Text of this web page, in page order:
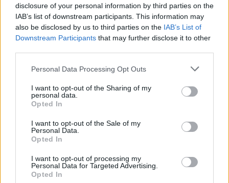
disclosure of your personal information by third parties on the
IAB’s list of downstream participants. This information may
also be disclosed by us to third parties on the IAB’s List of
Downstream Participants that may further disclose it to other
Please note that this website/app uses one or more Google
not limited to your visit or usage behaviour. You may click to
grant or deny consent to Google and its third-party tags to
use your data for below specified purposes in below Google
consent section.
Personal Data Processing Opt Outs
I want to opt-out of the Sharing of my
personal data.
Opted In
I want to opt-out of the Sale of my
Personal Data.
Opted In
I want to opt-out of processing my
Personal Data for Targeted Advertising.
Opted In